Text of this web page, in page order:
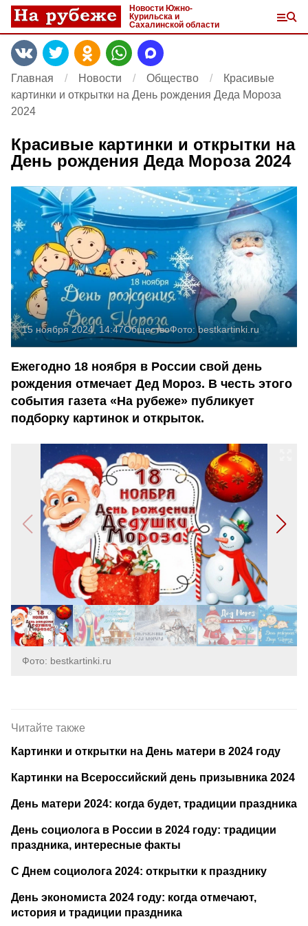
Новости Южно-
Курильска и
Сахалинской области
Главная Новости Общество
Красивые
картинки и открытки на День рождения Деда Мороза
2024
Красивые картинки и открытки на
День рождения Деда Мороза 2024
15 ноября 2024, 14:47ОбществоФото:bestkartinki.ru
Ежегодно 18 ноября в России свой день
рождения отмечает Дед Мороз. В честь этого
события газета «На рубеже» публикует
подборку картинок и открыток.
Фото: bestkartinki.ru
Читайте также
Картинки и открытки на День матери в 2024 году
Картинки на Всероссийский день призывника 2024
День матери 2024: когда будет, традиции праздника
День социолога в России в 2024 году: традиции
праздника, интересные факты
С Днем социолога 2024: открытки к празднику
День экономиста 2024 году: когда отмечают,
история и традиции праздника